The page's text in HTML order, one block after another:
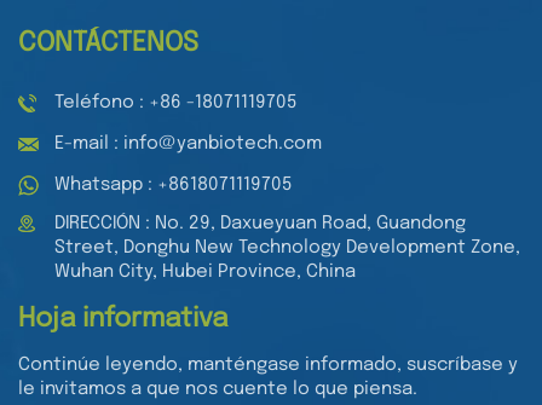
CONTÁCTENOS
Teléfono : +86 -18071119705
E-mail : info@yanbiotech.com
Whatsapp : +8618071119705
DIRECCIÓN : No. 29, Daxueyuan Road, Guandong
Street, Donghu New Technology Development Zone,
Wuhan City, Hubei Province, China
Hoja informativa
Continúe leyendo, manténgase informado, suscríbase y
le invitamos a que nos cuente lo que piensa.